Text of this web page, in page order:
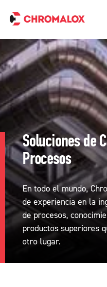
Soluciones de
Procesos
En todo el mundo,
de experiencia en la
de procesos,
productos superiores
otro lugar.